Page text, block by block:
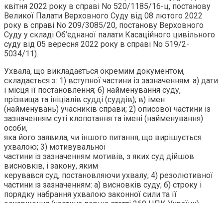
квітня 2022 року в справі No 520/1185/16-ц, постанову
Великої Палати Верховного Суду від 08 лютого 2022
року в справі No 209/3085/20, постанову Верховного
Суду у складі Об’єднаної палати Касаційного цивільного
суду від 05 вересня 2022 року в справі No 519/2-
5034/11).
Ухвала, що викладається окремим документом,
складається з: 1) вступної частини із зазначенням: а) дати
і місця її постановлення; б) найменування суду,
прізвища та ініціалів судді (суддів); в) імен
(найменувань) учасників справи; 2) описової частини із
зазначенням суті клопотання та імені (найменування)
особи,
яка його заявила, чи іншого питання, що вирішується
ухвалою; 3) мотивувальної
частини із зазначенням мотивів, з яких суд дійшов
висновків, і закону, яким
керувався суд, постановляючи ухвалу; 4) резолютивної
частини із зазначенням: а) висновків суду; б) строку і
порядку набрання ухвалою законної сили та її